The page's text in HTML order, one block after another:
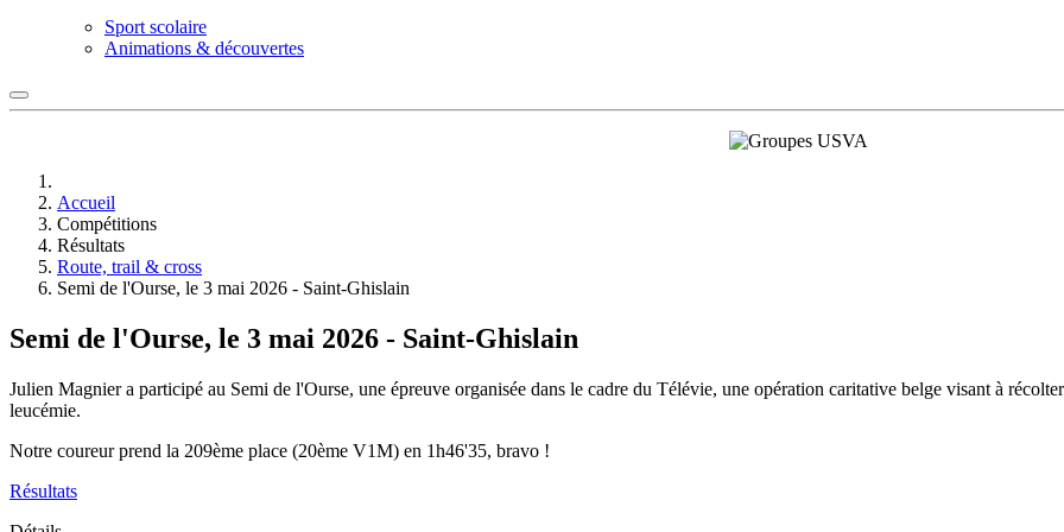
Sport scolaire
Animations & découvertes
Accueil
Compétitions
Résultats
Route, trail & cross
Semi de l'Ourse, le 3 mai 2026 - Saint-Ghislain
Semi de l'Ourse, le 3 mai 2026 - Saint-Ghislain
Julien Magnier a participé au Semi de l'Ourse, une épreuve organisée dans le cadre du Télévie, une opération caritative belge visant à
leucémie.
Notre coureur prend la 209ème place (20ème V1M) en 1h46'35, bravo !
Résultats